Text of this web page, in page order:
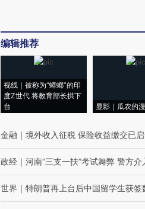
编辑推荐
视线｜被称为“蟑螂”的印
度Z世代 将教育部长拱下
台
显影｜瓜农的
金融 ｜ 境外收入征税 保险收益缴交已
政经 ｜ 河南“三支一扶”考试舞弊 警方介
世界 ｜ 特朗普再上台后中国留学生获签